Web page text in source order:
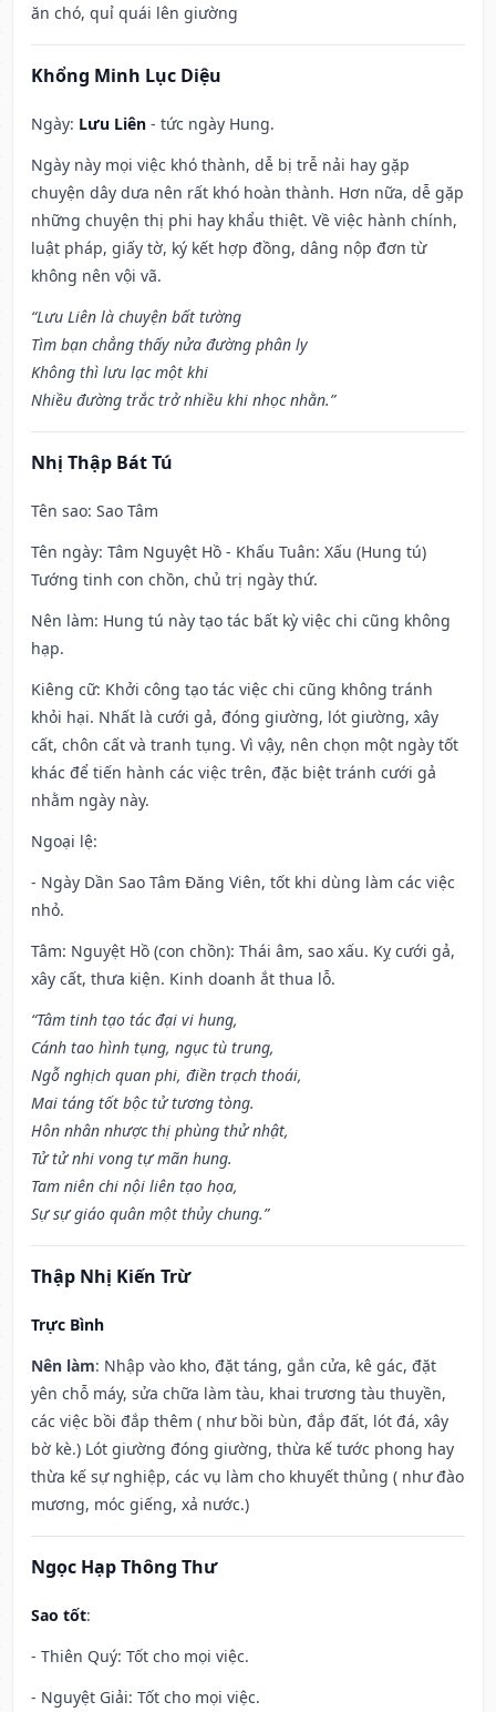
ăn chó, quỉ quái lên giường
Khổng Minh Lục Diệu
Ngày: Lưu Liên - tức ngày Hung.
Ngày này mọi việc khó thành, dễ bị trễ nải hay gặp
chuyện dây dưa nên rất khó hoàn thành. Hơn nữa, dễ gặp
những chuyện thị phi hay khẩu thiệt. Về việc hành chính,
luật pháp, giấy tờ, ký kết hợp đồng, dâng nộp đơn từ
không nên vội vã.
“Lưu Liên là chuyện bất tường
Tìm bạn chẳng thấy nửa đường phân ly
Không thì lưu lạc một khi
Nhiều đường trắc trở nhiều khi nhọc nhằn.”
Nhị Thập Bát Tú
Tên sao: Sao Tâm
Tên ngày: Tâm Nguyệt Hồ - Khấu Tuân: Xấu (Hung tú)
Tướng tinh con chồn, chủ trị ngày thứ.
Nên làm: Hung tú này tạo tác bất kỳ việc chi cũng không
hạp.
Kiêng cữ: Khởi công tạo tác việc chi cũng không tránh
khỏi hại. Nhất là cưới gả, đóng giường, lót giường, xây
cất, chôn cất và tranh tụng. Vì vậy, nên chọn một ngày tốt
khác để tiến hành các việc trên, đặc biệt tránh cưới gả
nhằm ngày này.
Ngoại lệ:
- Ngày Dần Sao Tâm Đăng Viên, tốt khi dùng làm các việc
nhỏ.
Tâm: Nguyệt Hồ (con chồn): Thái âm, sao xấu. Kỵ cưới gả,
xây cất, thưa kiện. Kinh doanh ắt thua lỗ.
“Tâm tinh tạo tác đại vi hung,
Cánh tao hình tụng, ngục tù trung,
Ngỗ nghịch quan phi, điền trạch thoái,
Mai táng tốt bộc tử tương tòng.
Hôn nhân nhược thị phùng thử nhật,
Tử tử nhi vong tự mãn hung.
Tam niên chi nội liên tạo họa,
Sự sự giáo quân một thủy chung.”
Thập Nhị Kiến Trừ
Trực Bình
Nên làm: Nhập vào kho, đặt táng, gắn cửa, kê gác, đặt
yên chỗ máy, sửa chữa làm tàu, khai trương tàu thuyền,
các việc bồi đắp thêm ( như bồi bùn, đắp đất, lót đá, xây
bờ kè.) Lót giường đóng giường, thừa kế tước phong hay
thừa kế sự nghiệp, các vụ làm cho khuyết thủng ( như đào
mương, móc giếng, xả nước.)
Ngọc Hạp Thông Thư
Sao tốt:
- Thiên Quý: Tốt cho mọi việc.
- Nguyệt Giải: Tốt cho mọi việc.